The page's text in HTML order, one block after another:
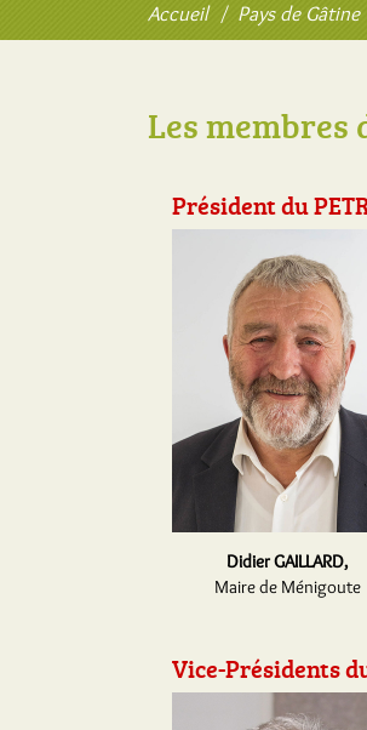
Pays de Gâtine
Les membres
Président du
Didier GAILLARD,
Maire de Ménigoute
Vice-Présidents